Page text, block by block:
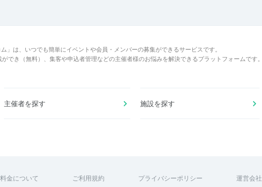
ム」は、いつでも簡単にイベントや会員・メンバーの募集ができるサービスです。
でき（無料）、集客や申込者管理などの主催者様のお悩みを解決できるプラットフォームです。
主催者を探す 施設を探す
金について ご利用規約 プライバシーポリシー 運営会社